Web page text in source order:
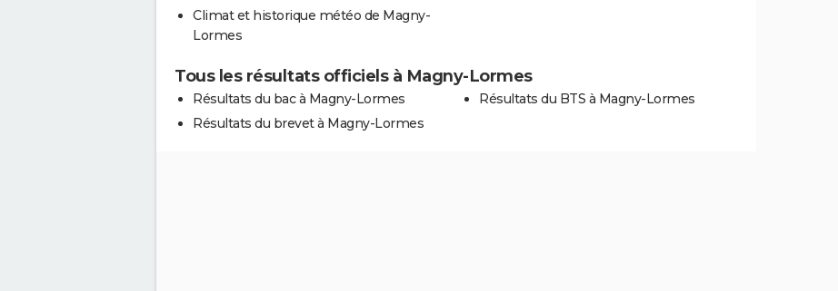
Climat et historique météo de Magny-
Lormes
Tous les résultats officiels à Magny-Lormes
Résultats du bac à Magny-Lormes
Résultats du brevet à Magny-Lormes
Résultats du BTS à Magny-Lormes